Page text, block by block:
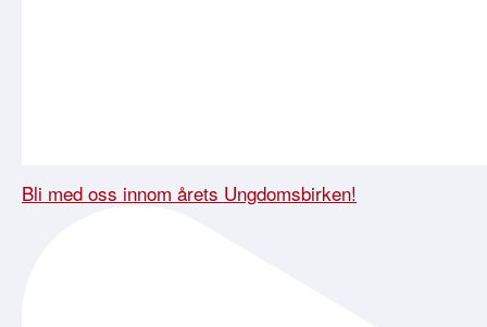
Bli med oss innom årets Ungdomsbirken!